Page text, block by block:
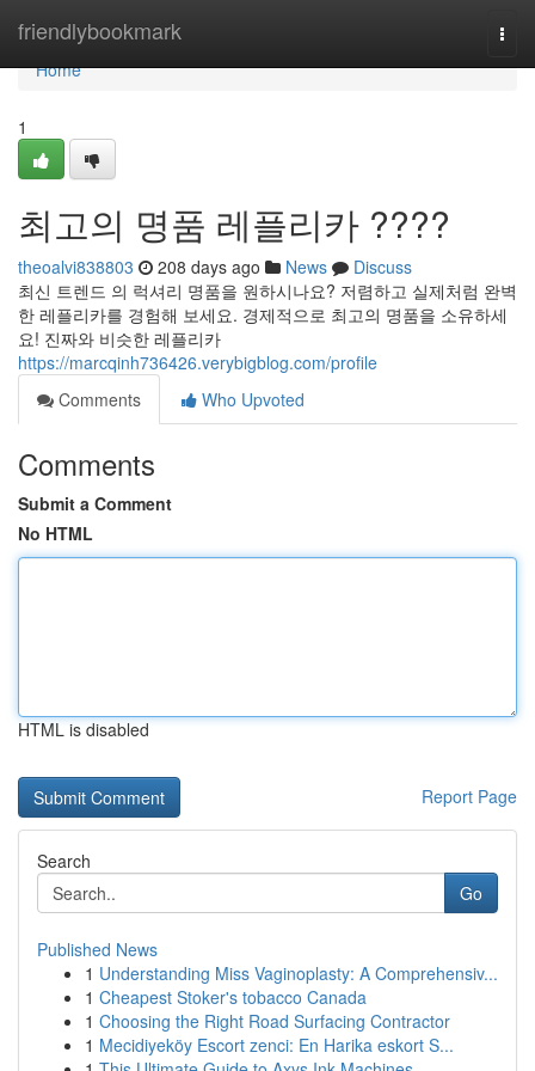
friendlybookmark
Home
Home
1
최고의 명품 레플리카 ????
theoalvi838803 208 days ago News
Discuss
최신 트렌드 의 럭셔리 명품을 원하시나요? 저렴하고 실제처럼 완벽
한 레플리카를 경험해 보세요. 경제적으로 최고의 명품을 소유하세
요! 진짜와 비슷한 레플리카
https://marcqinh736426.verybigblog.com/profile
Comments
Who Upvoted
Comments
Submit a Comment
No HTML
HTML is disabled
Report Page
Search
Go
Published News
1 Understanding Miss Vaginoplasty: A Comprehensiv...
1 Cheapest Stoker's tobacco Canada
1 Choosing the Right Road Surfacing Contractor
1 Mecidiyeköy Escort zenci: En Harika eskort S...